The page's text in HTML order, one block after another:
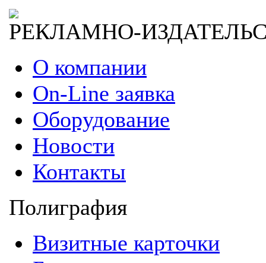
РЕКЛАМНО-
О компании
On-Line заявка
Оборудование
Новости
Контакты
Полиграфия
Визитные карточки